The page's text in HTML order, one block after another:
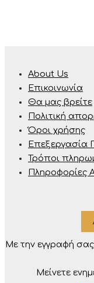
About Us
Επικοινωνία
Θα μας βρείτε
Πολιτική
Όροι χρήσης
Επεξεργασία
Τρόποι
Πληροφορίες
Με την εγγραφή
Μείνετε